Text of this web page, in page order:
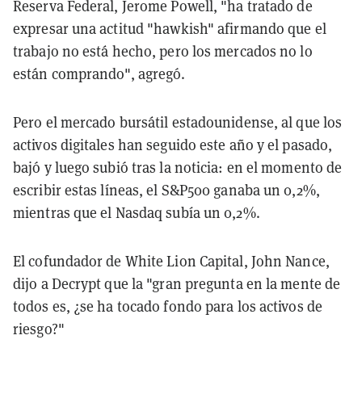
Reserva Federal, Jerome Powell, "ha tratado de
expresar una actitud "hawkish" afirmando que el
trabajo no está hecho, pero los mercados no lo
están comprando", agregó.
Pero el mercado bursátil estadounidense, al que los
activos digitales han seguido este año y el pasado,
bajó y luego subió tras la noticia: en el momento de
escribir estas líneas, el S&P500 ganaba un 0,2%,
mientras que el Nasdaq subía un 0,2%.
El cofundador de White Lion Capital, John Nance,
dijo a Decrypt que la "gran pregunta en la mente de
todos es, ¿se ha tocado fondo para los activos de
riesgo?"